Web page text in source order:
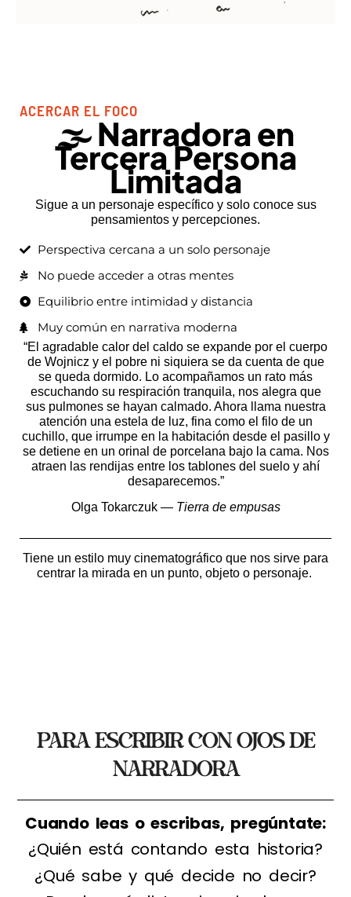
ACERCAR EL FOCO
🌫️ Narradora en
Tercera Persona
Limitada
Sigue a un personaje específico y solo conoce sus
pensamientos y percepciones.
Perspectiva cercana a un solo personaje
No puede acceder a otras mentes
Equilibrio entre intimidad y distancia
Muy común en narrativa moderna
“El agradable calor del caldo se expande por el cuerpo
de Wojnicz y el pobre ni siquiera se da cuenta de que
se queda dormido. Lo acompañamos un rato más
escuchando su respiración tranquila, nos alegra que
sus pulmones se hayan calmado. Ahora llama nuestra
atención una estela de luz, fina como el filo de un
cuchillo, que irrumpe en la habitación desde el pasillo y
se detiene en un orinal de porcelana bajo la cama. Nos
atraen las rendijas entre los tablones del suelo y ahí
desaparecemos.”
Olga Tokarczuk — Tierra de empusas
Tiene un estilo muy cinematográfico que nos sirve para
centrar la mirada en un punto, objeto o personaje.
Para escribir con ojos de
narradora
Cuando leas o escribas, pregúntate:
¿Quién está contando esta historia?
¿Qué sabe y qué decide no decir?